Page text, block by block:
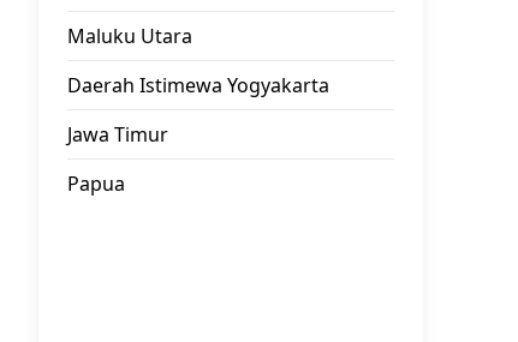
Maluku Utara
Daerah Istimewa Yogyakarta
Jawa Timur
Papua